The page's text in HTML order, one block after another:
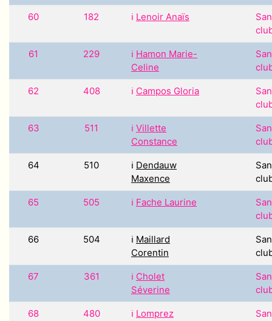
60 182 ℹ️ Lenoir Anaïs
61 229 ℹ️ Hamon Marie-
Celine
62 408 ℹ️ Campos Gloria
63 511 ℹ️ Villette
Constance
64 510 ℹ️ Dendauw
Maxence
65 505 ℹ️ Fache Laurine
66 504 ℹ️ Maillard
Corentin
67 361 ℹ️ Cholet
Séverine
68 480 ℹ️ Lomprez